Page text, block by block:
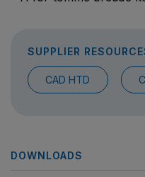
SUPPLIER
CAD HTD
DOWNLOADS